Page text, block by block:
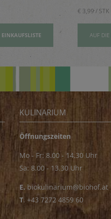
EINKAUFSLISTE
€ 3,99 / STK
AUF DIE
KULINARIUM
Öffnungszeiten
Mo - Fr: 8.00 - 14.30 Uhr
Sa: 8.00 - 13.30 Uhr
E. biokulinarium@biohof.at
T. +43 7272 4859 60